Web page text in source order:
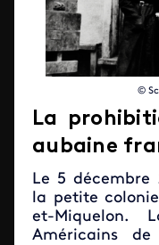
©
La
aubaine
Le 5 décembre
la petite
et-
Américains